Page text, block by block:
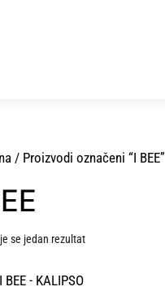
/ Proizvodi označeni “I BEE”
se jedan rezultat